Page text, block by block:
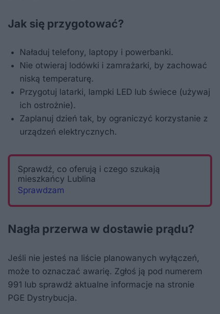
Jak się przygotować?
Naładuj telefony, laptopy i powerbanki.
Nie otwieraj lodówki i zamrażarki, by zachować
niską temperaturę.
Przygotuj latarki, lampki LED lub świece (używaj
ich ostrożnie).
Zaplanuj dzień tak, by ograniczyć korzystanie z
urządzeń elektrycznych.
Sprawdź, co oferują i czego szukają
mieszkańcy Lublina
Sprawdzam
Nagła przerwa w dostawie prądu?
Jeśli nie jesteś na liście planowanych wyłączeń,
może to oznaczać awarię. Zgłoś ją pod numerem
991 lub sprawdź aktualne informacje na stronie
PGE Dystrybucja.